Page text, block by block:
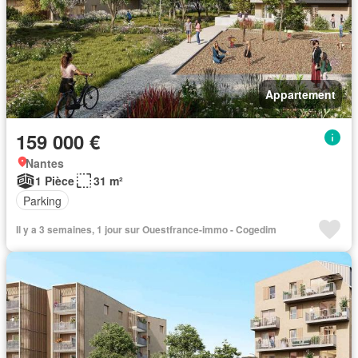
Appartement
159 000 €
Nantes
1 Pièce
31 m²
Parking
Il y a 3 semaines, 1 jour sur Ouestfrance-immo - Cogedim